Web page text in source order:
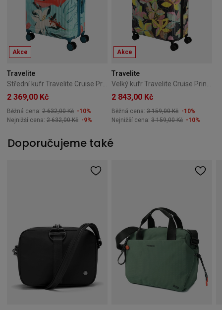
Akce
Travelite
2 369,00 Kč
Běžná cena: 2 632,00 Kč -10%
Nejnižší cena: 2 632,00 Kč -9%
Akce
Travelite
2 843,00 Kč
Běžná cena: 3 159,00 Kč -10%
Nejnižší cena: 3 159,00 Kč -10%
Doporučujeme také